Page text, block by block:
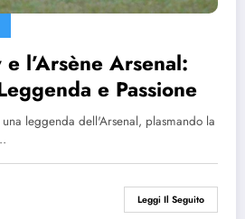
l’Arsène Arsenal:
e Passione
leggenda dell'Arsenal, plasmando la
Leggi Il Seguito